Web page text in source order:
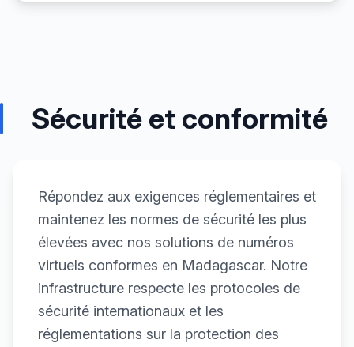
Sécurité et conformité
Répondez aux exigences réglementaires et
maintenez les normes de sécurité les plus
élevées avec nos solutions de numéros
virtuels conformes en Madagascar. Notre
infrastructure respecte les protocoles de
sécurité internationaux et les
réglementations sur la protection des